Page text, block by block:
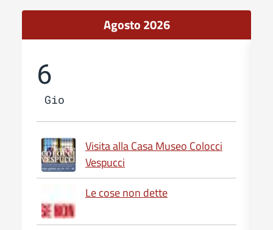
Agosto 2026
6
Gio
Visita alla Casa Museo Colocci
Vespucci
Le cose non dette